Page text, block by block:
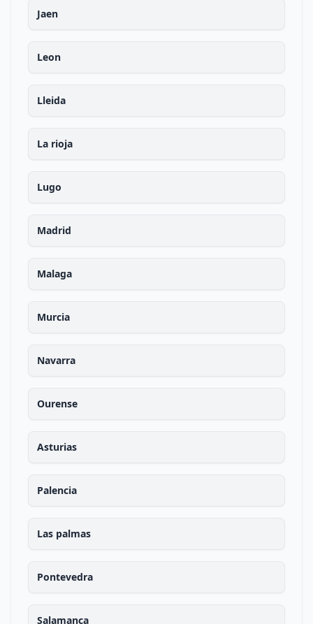
Jaen
Leon
Lleida
La rioja
Lugo
Madrid
Malaga
Murcia
Navarra
Ourense
Asturias
Palencia
Las palmas
Pontevedra
Salamanca